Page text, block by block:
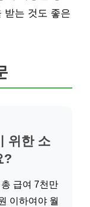
받는 것도 좋은
위한 소
?
급여 7천만
이하여야 월